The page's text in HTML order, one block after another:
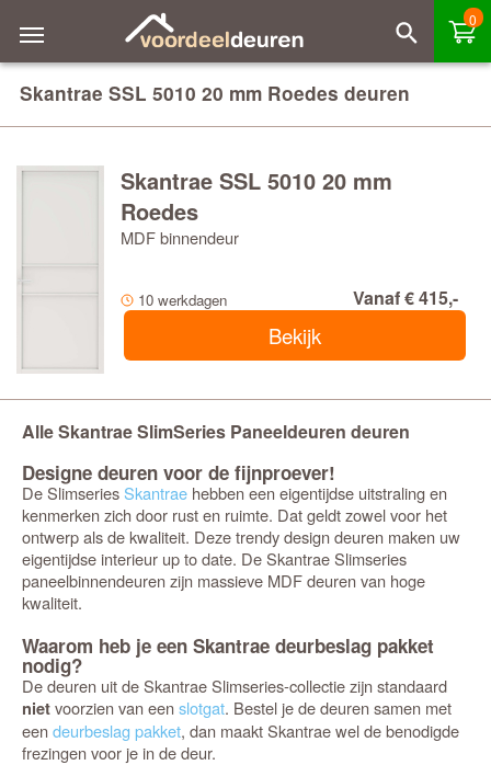
0
Skantrae SSL 5010 20 mm Roedes deuren
Skantrae SSL 5010 20 mm
Roedes
MDF binnendeur
10 werkdagen Vanaf € 415,-
Bekijk
Alle Skantrae SlimSeries Paneeldeuren deuren
Designe deuren voor de fijnproever!
De SlimseriesSkantrae hebben een eigentijdse uitstraling en
kenmerken zich door rust en ruimte. Dat geldt zowel voor het
ontwerp als de kwaliteit. Deze trendy design deuren maken uw
eigentijdse interieur up to date. De Skantrae Slimseries
paneelbinnendeuren zijn massieve MDF deuren van hoge
kwaliteit.
Waarom heb je een Skantrae deurbeslag pakket
nodig?
De deuren uit de Skantrae Slimseries-collectie zijn standaard
nietvoorzien van eenslotgat. Bestel je de deuren samen met
eendeurbeslag pakket, dan maakt Skantrae wel de benodigde
frezingen voor je in de deur.